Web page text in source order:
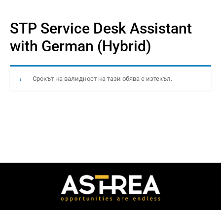
STP Service Desk Assistant
with German (Hybrid)
Срокът на валидност на тази обява е изтекъл.